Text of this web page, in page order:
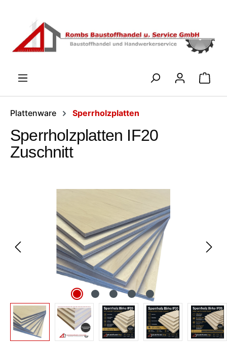
Plattenware Sperrholzplatten
Sperrholzplatten IF20
Zuschnitt